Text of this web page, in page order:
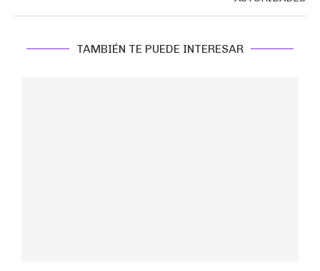
TAMBIÉN TE PUEDE INTERESAR